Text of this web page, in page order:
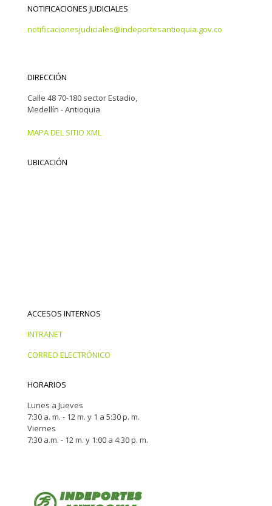
NOTIFICACIONES JUDICIALES
notificacionesjudiciales@indeportesantioquia.gov.co
DIRECCIÓN
Calle 48 70-180 sector Estadio,
Medellín - Antioquia
MAPA DEL SITIO XML
UBICACIÓN
ACCESOS INTERNOS
INTRANET
CORREO ELECTRÓNICO
HORARIOS
Lunes a Jueves
7:30 a. m. - 12 m. y 1 a 5:30 p. m.
Viernes
7:30 a.m. - 12 m. y 1:00 a 4:30 p. m.